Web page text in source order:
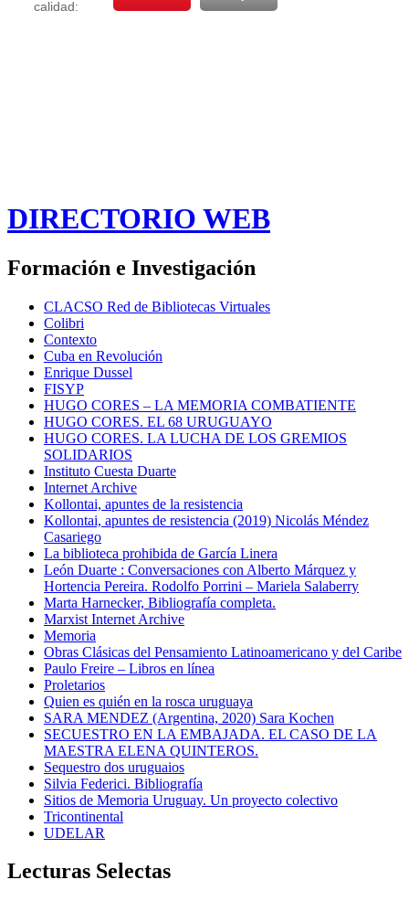
DIRECTORIO WEB
Formación e Investigación
CLACSO Red de Bibliotecas Virtuales
Colibri
Contexto
Cuba en Revolución
Enrique Dussel
FISYP
HUGO CORES – LA MEMORIA COMBATIENTE
HUGO CORES. EL 68 URUGUAYO
HUGO CORES. LA LUCHA DE LOS GREMIOS
SOLIDARIOS
Instituto Cuesta Duarte
Internet Archive
Kollontai, apuntes de la resistencia
Kollontai, apuntes de resistencia (2019) Nicolás Méndez
Casariego
La biblioteca prohibida de García Linera
León Duarte : Conversaciones con Alberto Márquez y
Hortencia Pereira. Rodolfo Porrini – Mariela Salaberry
Marta Harnecker, Bibliografía completa.
Marxist Internet Archive
Memoria
Obras Clásicas del Pensamiento Latinoamericano y del Caribe
Paulo Freire – Libros en línea
Proletarios
Quien es quién en la rosca uruguaya
SARA MENDEZ (Argentina, 2020) Sara Kochen
SECUESTRO EN LA EMBAJADA. EL CASO DE LA
MAESTRA ELENA QUINTEROS.
Sequestro dos uruguaios
Silvia Federici. Bibliografía
Sitios de Memoria Uruguay. Un proyecto colectivo
Tricontinental
UDELAR
Lecturas Selectas